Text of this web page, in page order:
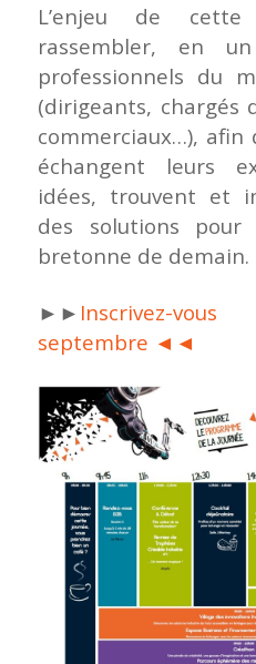
L’enjeu de
rassembler, en
professionnels du
(dirigeants, chargés
commerciaux…), afin
échangent leurs
idées, trouvent et
des solutions pour
bretonne de demain.
►► Inscrivez-
septembre ◄◄